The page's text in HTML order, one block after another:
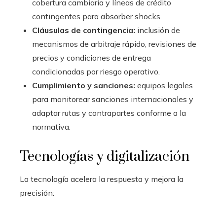
cobertura cambiaria y líneas de crédito
contingentes para absorber shocks.
Cláusulas de contingencia: inclusión de
mecanismos de arbitraje rápido, revisiones de
precios y condiciones de entrega
condicionadas por riesgo operativo.
Cumplimiento y sanciones: equipos legales
para monitorear sanciones internacionales y
adaptar rutas y contrapartes conforme a la
normativa.
Tecnologías y digitalización
La tecnología acelera la respuesta y mejora la
precisión: